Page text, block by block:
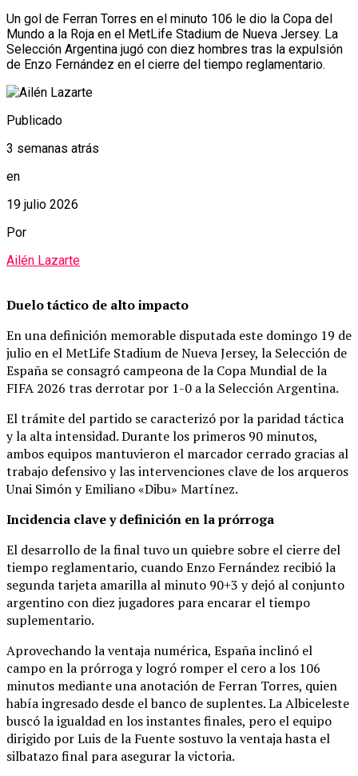
Un gol de Ferran Torres en el minuto 106 le dio la Copa del
Mundo a la Roja en el MetLife Stadium de Nueva Jersey. La
Selección Argentina jugó con diez hombres tras la expulsión
de Enzo Fernández en el cierre del tiempo reglamentario.
Publicado
3 semanas atrás
en
19 julio 2026
Por
Ailén Lazarte
Duelo táctico de alto impacto
En una definición memorable disputada este domingo 19 de
julio en el MetLife Stadium de Nueva Jersey, la Selección de
España se consagró campeona de la Copa Mundial de la
FIFA 2026 tras derrotar por 1-0 a la Selección Argentina.
El trámite del partido se caracterizó por la paridad táctica
y la alta intensidad. Durante los primeros 90 minutos,
ambos equipos mantuvieron el marcador cerrado gracias al
trabajo defensivo y las intervenciones clave de los arqueros
Unai Simón y Emiliano «Dibu» Martínez.
Incidencia clave y definición en la prórroga
El desarrollo de la final tuvo un quiebre sobre el cierre del
tiempo reglamentario, cuando Enzo Fernández recibió la
segunda tarjeta amarilla al minuto 90+3 y dejó al conjunto
argentino con diez jugadores para encarar el tiempo
suplementario.
Aprovechando la ventaja numérica, España inclinó el
campo en la prórroga y logró romper el cero a los 106
minutos mediante una anotación de Ferran Torres, quien
había ingresado desde el banco de suplentes. La Albiceleste
buscó la igualdad en los instantes finales, pero el equipo
dirigido por Luis de la Fuente sostuvo la ventaja hasta el
silbatazo final para asegurar la victoria.